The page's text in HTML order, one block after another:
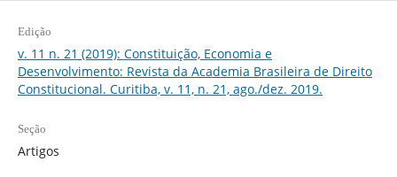
Edição
v. 11 n. 21 (2019): Constituição, Economia e
Desenvolvimento: Revista da Academia Brasileira de Direito
Constitucional. Curitiba, v. 11, n. 21, ago./dez. 2019.
Seção
Artigos